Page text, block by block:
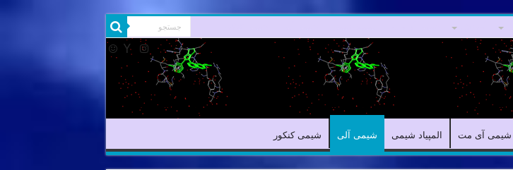
شیمی آی مت المپیاد شیمی شیمی آلی شیمی کنکور